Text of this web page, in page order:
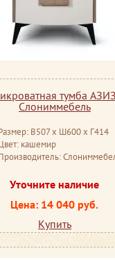
тумба
Слониммебель
В507 х Ш600 х Г414
кашемир
Слониммебель
Уточните наличие
Цена: 14 040 руб.
Купить